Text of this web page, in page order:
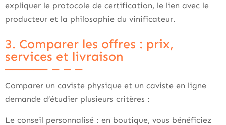
expliquer le protocole de certification, le lien avec le
producteur et la philosophie du vinificateur.
3. Comparer les offres : prix,
services et livraison
Comparer un caviste physique et un caviste en ligne
demande d’étudier plusieurs critères :
Le conseil personnalisé : en boutique, vous bénéficiez